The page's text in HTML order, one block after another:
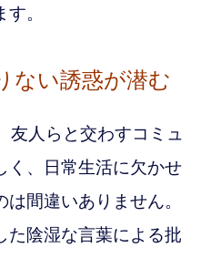
。
ない誘惑が潜む
人らと交わすコミュ
く、日常生活に欠かせ
間違いありません。
た陰湿な言葉による批